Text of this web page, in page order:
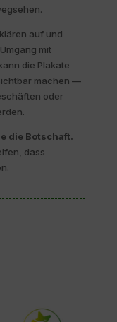
auf und
mit
die Plakate
machen —
oder
die Botschaft.
dass